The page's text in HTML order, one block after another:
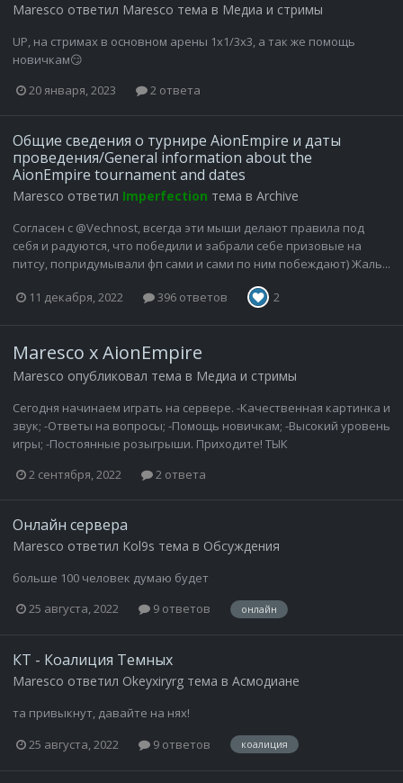
Maresco ответил Maresco тема в Медиа и стримы
UP, на стримах в основном арены 1х1/3х3, а так же помощь
новичкам😏
20 января, 2023
2 ответа
Общие сведения о турнире AionEmpire и даты
проведения/General information about the
AionEmpire tournament and dates
Maresco ответил Imperfection тема в Archive
Согласен с @Vechnost, всегда эти мыши делают правила под
себя и радуются, что победили и забрали себе призовые на
питсу, попридумывали фп сами и сами по ним побеждают) Жаль...
11 декабря, 2022 396 ответов 2
Maresco x AionEmpire
Maresco опубликовал тема в Медиа и стримы
Сегодня начинаем играть на сервере. -Качественная картинка и
звук; -Ответы на вопросы; -Помощь новичкам; -Высокий уровень
игры; -Постоянные розыгрыши. Приходите! ТЫК
2 сентября, 2022
2 ответа
Онлайн сервера
Maresco ответил Kol9s тема в Обсуждения
больше 100 человек думаю будет
25 августа, 2022
9 ответов онлайн
КТ - Коалиция Темных
Maresco ответил Okeyxiryrg тема в Асмодиане
та привыкнут, давайте на нях!
25 августа, 2022
9 ответов коалиция